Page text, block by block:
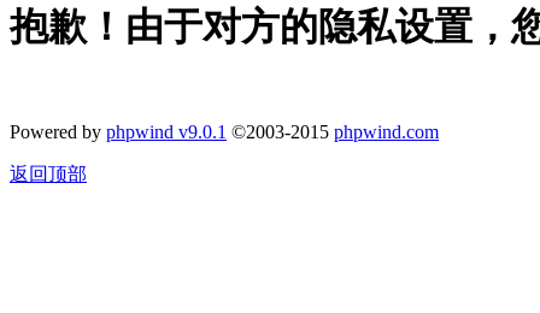
抱歉！由于对方的隐私设置，
Powered by phpwind v9.0.1 ©2003-2015 phpwind.com
返回顶部